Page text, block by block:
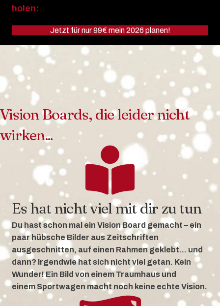
holen:
Jetzt für nur 99€ mein 2026 planen!
Vision Boards, die leider nicht
wirken...
Es hat nicht viel mit dir zu tun
Du hast schon mal ein Vision Board gemacht – ein
paar hübsche Bilder aus Zeitschriften
ausgeschnitten, auf einen Rahmen geklebt... und
dann? Irgendwie hat sich nicht viel getan. Kein
Wunder! Ein Bild von einem Traumhaus und
einem Sportwagen macht noch keine echte Vision.